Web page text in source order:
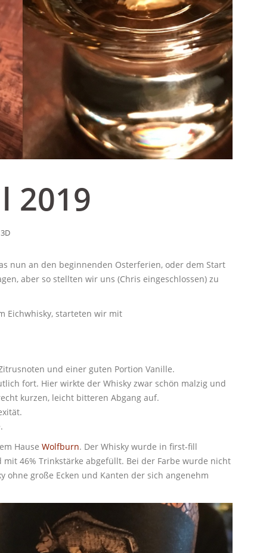
2019
nun an den beginnenden Osterferien, oder dem Start
aber so stellten wir uns (Chris eingeschlossen) zu
Eichwhisky, starteten wir mit
und einer guten Portion Vanille.
fort. Hier wirkte der Whisky zwar schön malzig und
kurzen, leicht bitteren Abgang auf.
Hause Wolfburn. Der Whisky wurde in first-fill
46% Trinkstärke abgefüllt. Bei der Farbe wurde nicht
ohne große Ecken und Kanten der sich angenehm